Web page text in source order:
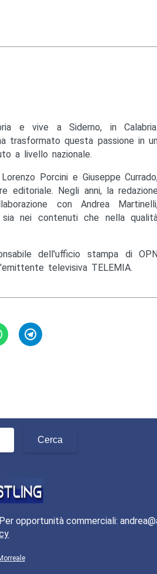
e vive a Siderno, in Calabria.
trasformato questa passione in
a livello nazionale.
Porcini e Giuseppe
editoriale. Negli anni, la redazione
con Andrea
nei contenuti che nella
dell'ufficio stampa di
televisiva TELEMIA.
opportunità commerciali: